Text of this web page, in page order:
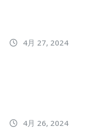
4月 27, 2024
4月 26, 2024